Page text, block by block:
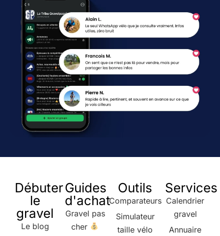
Débuter
le
gravel
Le blog
Guides
d'achat
Gravel pas
cher
Outils
Comparateurs
Simulateur
taille vélo
Services
Calendrier
gravel
Annuaire